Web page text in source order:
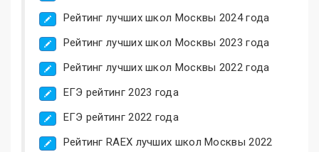
Рейтинг лучших школ Москвы 2024 года
Рейтинг лучших школ Москвы 2023 года
Рейтинг лучших школ Москвы 2022 года
ЕГЭ рейтинг 2023 года
ЕГЭ рейтинг 2022 года
Рейтинг RAEX лучших школ Москвы 2022